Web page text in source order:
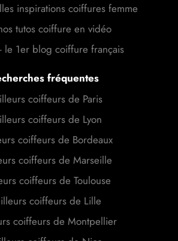
inspirations coiffures femme
tutos coiffure en vidéo
le 1er blog coiffure français
fréquentes
coiffeurs de Paris
coiffeurs de Lyon
coiffeurs de Bordeaux
coiffeurs de Marseille
coiffeurs de Toulouse
coiffeurs de Lille
coiffeurs de Montpellier